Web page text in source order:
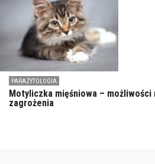
PARAZYTOLOGIA
Motyliczka mięśniowa –
zagrożenia